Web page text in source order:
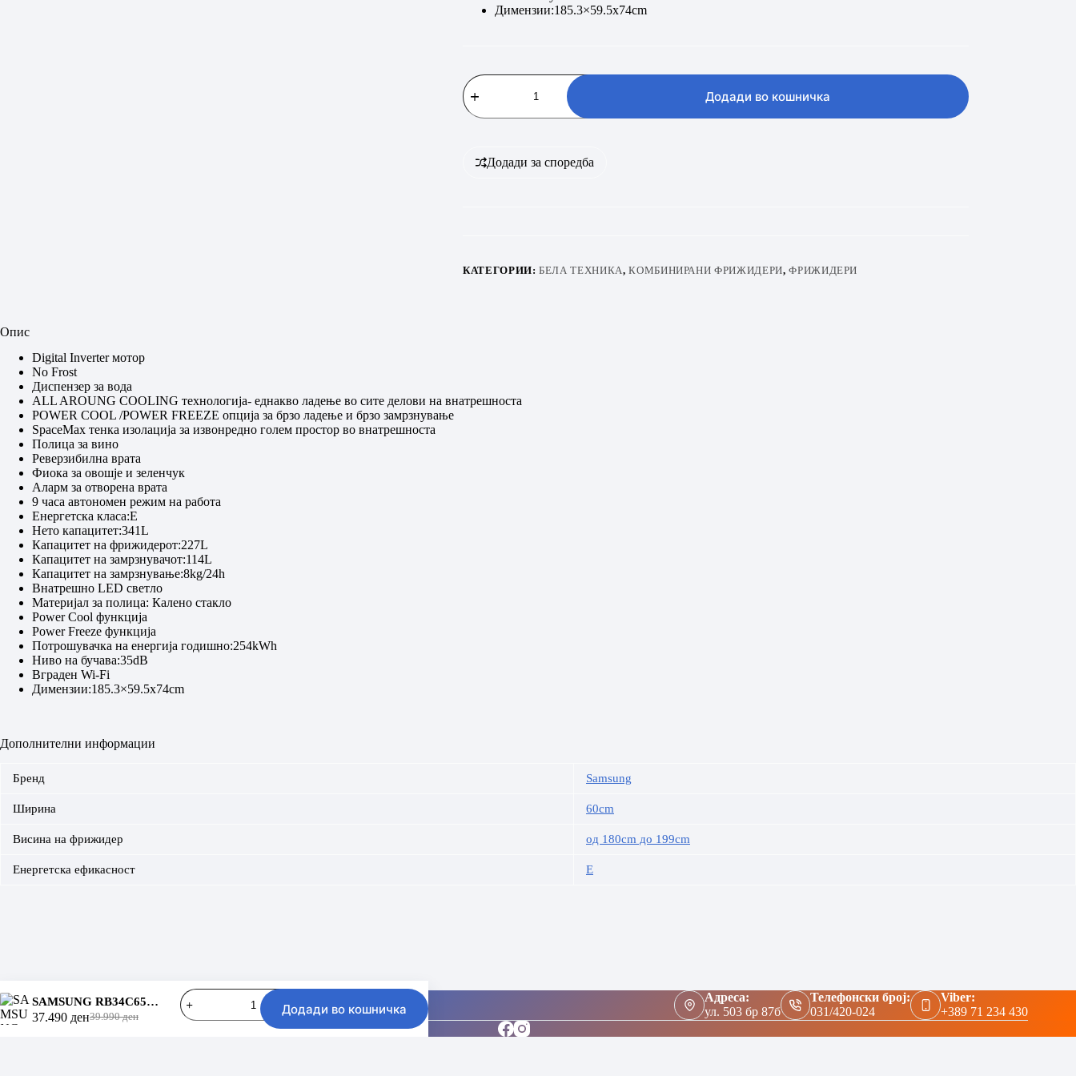
Димензии:185.3×59.5x74cm
SAMSUNG
RB34C652EB1/EK
количина
Додади во кошничка
Додади за споредба
КАТЕГОРИИ:БЕЛА ТЕХНИКА,КОМБИНИРАНИ ФРИЖИДЕРИ,ФРИЖИДЕРИ
Опис
Digital Inverter мотор
No Frost
Диспензер за вода
ALL AROUNG COOLING технологија- еднакво ладење во сите делови на внатрешноста
POWER COOL /POWER FREEZE опција за брзо ладење и брзо замрзнување
SpaceMax тенка изолација за извонредно голем простор во внатрешноста
Полица за вино
Реверзибилна врата
Фиока за овошје и зеленчук
Аларм за отворена врата
9 часа автономен режим на работа
Енергетска класа:Е
Нето капацитет:341L
Капацитет на фрижидерот:227L
Капацитет на замрзнувачот:114L
Капацитет на замрзнување:8kg/24h
Внатрешно LED светло
Материјал за полица: Калено стакло
Power Cool функција
Power Freeze функција
Потрошувачка на енергија годишно:254kWh
Ниво на бучава:35dB
Вграден Wi-Fi
Димензии:185.3×59.5x74cm
Дополнителни информации
Бренд Samsung
Ширина 60cm
Висина на фрижидер од 180cm до 199cm
Енергетска ефикасност E
Контактирај нè
Адреса:
ул. 503 бр 87б
Телефонски број:
031/420-024
Viber:
+389 71 234 430
Copyright © 2026 - KULT
SAMSUNG RB34C652EB1/EK
39.990ден
Original
37.490 ден
Current
SAMSUNG
RB34C652EB1/EK
количина
Додади во кошничка